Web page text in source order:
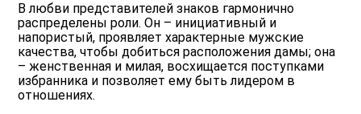
В любви представителей знаков гармонично
распределены роли. Он – инициативный и
напористый, проявляет характерные мужские
качества, чтобы добиться расположения дамы; она
– женственная и милая, восхищается поступками
избранника и позволяет ему быть лидером в
отношениях.